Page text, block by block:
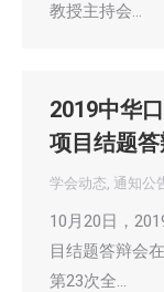
教授主持会…
2019中华
项目结题
学会动态, 通知公
10月20日，
目结题答辩会
第23次全…